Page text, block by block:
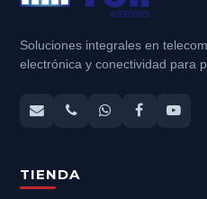
Soluciones integrales en
electrónica y conectividad para
TIENDA